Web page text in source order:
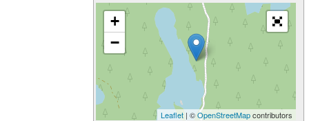
+
−
Leaflet | ©OpenStreetMapcontributors